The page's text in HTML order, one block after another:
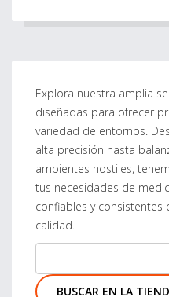
Explora nuestra amplia
diseñadas para ofrecer
variedad de entornos.
alta precisión hasta
ambientes hostiles,
tus necesidades de
confiables y consistentes
calidad.